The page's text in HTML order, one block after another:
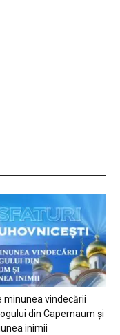
minunea vindecării
din Capernaum și
inimii